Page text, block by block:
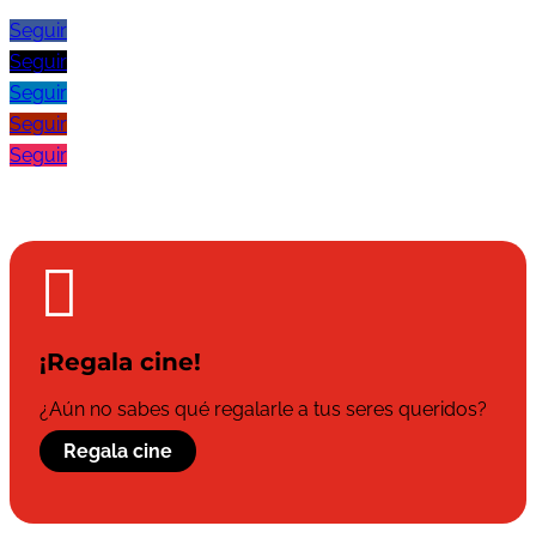
Seguir
Seguir
Seguir
Seguir
Seguir

¡Regala cine!
¿Aún no sabes qué regalarle a tus seres queridos?
Regala cine